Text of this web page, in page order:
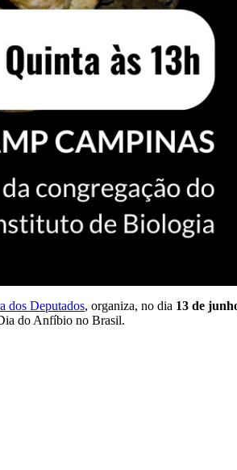
dos Deputados, organiza, no dia 13 de
do Anfíbio no Brasil.